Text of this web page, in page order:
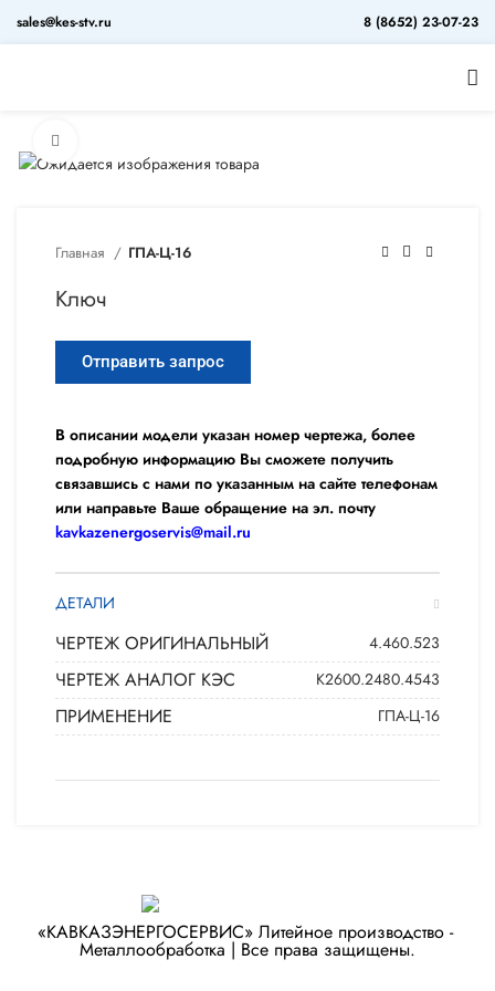
sales@kes-stv.ru 8 (8652) 23-07-23
Главная ГПА-Ц-16
Ключ
Отправить запрос
В описании модели указан номер чертежа, более
подробную информацию Вы сможете получить
связавшись с нами по указанным на сайте телефонам
или направьте Ваше обращение на эл. почту
kavkazenergoservis@mail.ru
ДЕТАЛИ
ЧЕРТЕЖ ОРИГИНАЛЬНЫЙ 4.460.523
ЧЕРТЕЖ АНАЛОГ КЭС К2600.2480.4543
ПРИМЕНЕНИЕ ГПА-Ц-16
«КАВКАЗЭНЕРГОСЕРВИС» ​Литейное производство - ​
Металлообработка | Все права защищены.